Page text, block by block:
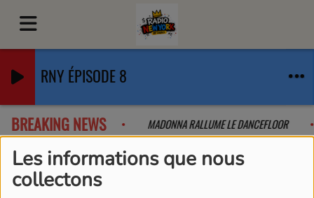
Les informations que nous
collectons
RNY ÉPISODE 8
BREAKING NEWS
L'ON A PAS VU VENIR MADONNA RALLUME LE DANCEFLOOR
Equipes